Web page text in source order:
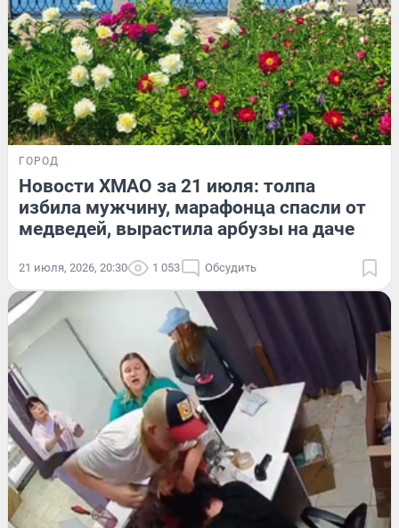
ГОРОД
Новости ХМАО за 21 июля: толпа
избила мужчину, марафонца спасли от
медведей, вырастила арбузы на даче
21 июля, 2026, 20:30 1 053 Обсудить